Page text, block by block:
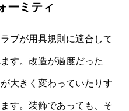
ーミティ
ブが用具規則に適合して
す。改造が過度だった
大きく変わっていたりす
す。装飾であっても、そ